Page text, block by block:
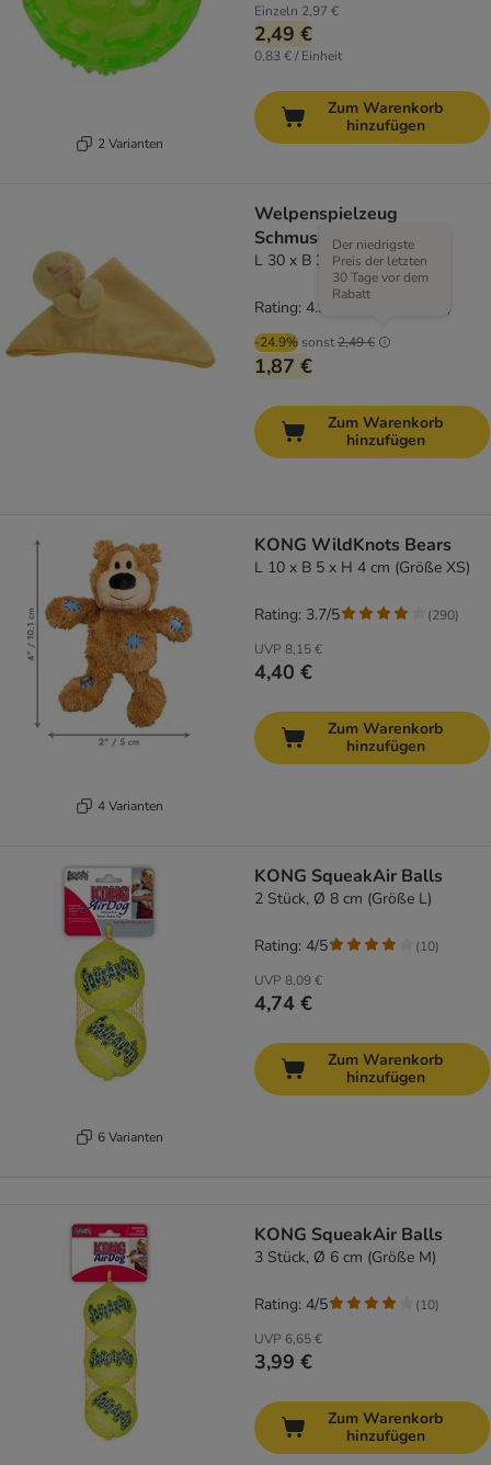
2 Varianten
Einzeln 2,97 €
2,49 €
0,83 € / Einheit
Zum Warenkorb
hinzufügen
Welpenspielzeug
Schmusedecke Quaxie
L 30 x B 30 cm
-24.9% sonst2,49 €
Der niedrigste
Preis der letzten
30 Tage vor dem
Rabatt
1,87 €
Rating: 4.9/5 )
Zum Warenkorb
hinzufügen
4 Varianten
KONG WildKnots Bears
L 10 x B 5 x H 4 cm (Größe XS)
UVP 8,15 €
4,40 €
Rating: 3.7/5 (290)
Zum Warenkorb
hinzufügen
6 Varianten
KONG SqueakAir Balls
2 Stück, Ø 8 cm (Größe L)
UVP 8,09 €
4,74 €
Rating: 4/5 (10)
Zum Warenkorb
hinzufügen
KONG SqueakAir Balls
3 Stück, Ø 6 cm (Größe M)
UVP 6,65 €
3,99 €
Rating: 4/5 (10)
Zum Warenkorb
hinzufügen